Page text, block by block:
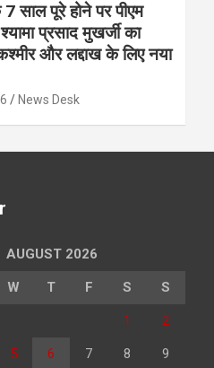
साल पूरे होने पर पीएम
प्रसाद मुखर्जी का
और लद्दाख के लिए नया
News Desk
AUGUST 2026
W T F S S
1 2
5 6 7 8 9